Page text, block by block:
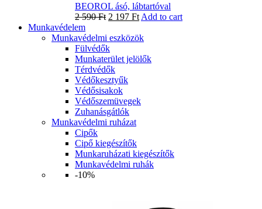
BEOROL ásó, lábtartóval
2 590Ft 2 197 Ft Add to cart
Munkavédelem
Munkavédelmi eszközök
Fülvédők
Munkaterület jelölők
Térdvédők
Védőkesztyűk
Védősisakok
Védőszemüvegek
Zuhanásgátlók
Munkavédelmi ruházat
Cipők
Cipő kiegészítők
Munkaruházati kiegészítők
Munkavédelmi ruhák
-10%